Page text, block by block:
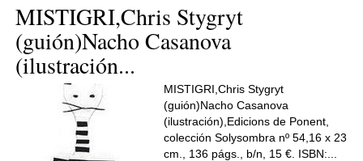
MISTIGRI,Chris Stygryt
(guión)Nacho Casanova
(ilustración...
MISTIGRI,Chris Stygryt
(guión)Nacho Casanova
(ilustración),Edicions de Ponent,
colección Solysombra nº 54,16 x 23
cm., 136 págs., b/n, 15 €. ISBN:...